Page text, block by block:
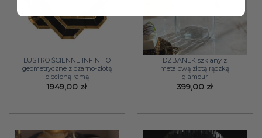
LUSTRO ŚCIENNE INFINITO
geometryczne z czarno-złotą
plecioną ramą
1949,00 zł
DZBANEK szklany z
metalową złotą rączką
glamour
399,00 zł